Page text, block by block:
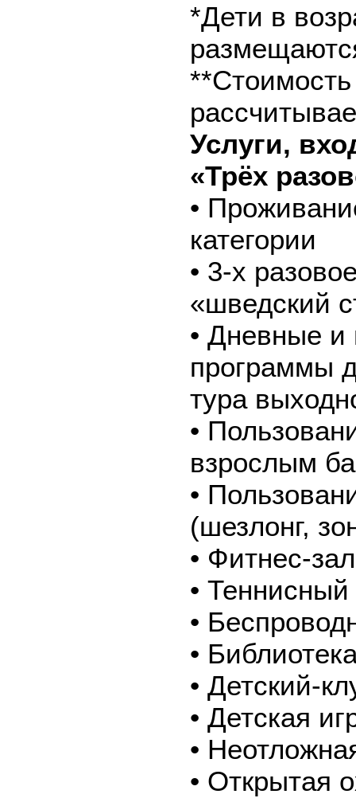
*Дети в
Услуги,
«Трёх
•
категории
• 3-х
«шведский
• Дневные и
программы
тура
•
взрослым
•
(шезлонг,
• Фитнес-зал
•
•
•
• Детский-
• Детская
•
• Открытая